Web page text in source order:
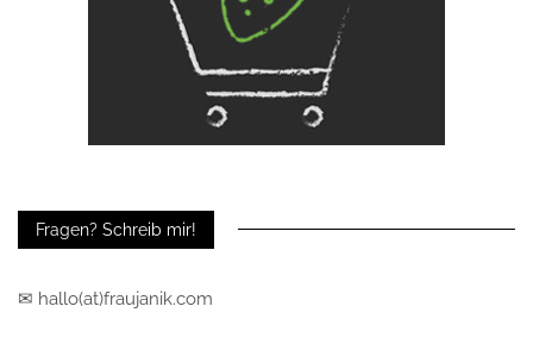
Fragen? Schreib mir!
✉ hallo(at)fraujanik.com